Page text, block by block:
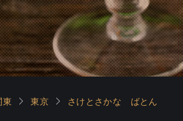
東 東京 さけとさかな ばとん